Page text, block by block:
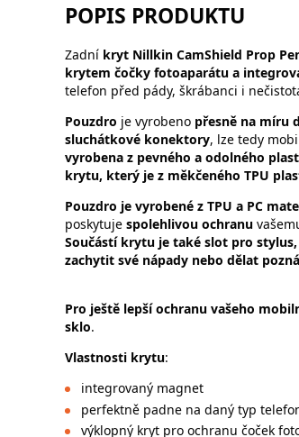
POPIS PRODUKTU
Zadní kryt Nillkin CamShield Prop
krytem čočky fotoaparátu a
telefon před pády, škrábanci i
Pouzdro je vyrobeno přesně na míru
sluchátkové konektory, lze tedy
vyrobena z pevného a odolného
krytu, který je z měkčeného TPU
Pouzdro je vyrobené z TPU a PC
poskytuje spolehlivou ochranu
Součástí krytu je také slot pro
zachytit své nápady nebo dělat
Pro ještě lepší ochranu vašeho
sklo.
Vlastnosti krytu:
integrovaný magnet
perfektně padne na daný typ
výklopný kryt pro ochranu čoček